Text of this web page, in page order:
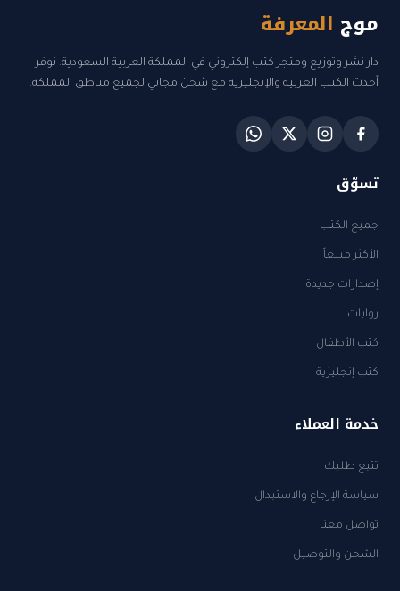
موج المعرفة
دار نشر وتوزيع ومتجر كتب إلكتروني في المملكة العربية السعودية. نوفر
أحدث الكتب العربية والإنجليزية مع شحن مجاني لجميع مناطق المملكة.
تسوّق
جميع الكتب
الأكثر مبيعاً
إصدارات جديدة
روايات
كتب الأطفال
كتب إنجليزية
خدمة العملاء
تتبع طلبك
سياسة الإرجاع والاستبدال
تواصل معنا
الشحن والتوصيل